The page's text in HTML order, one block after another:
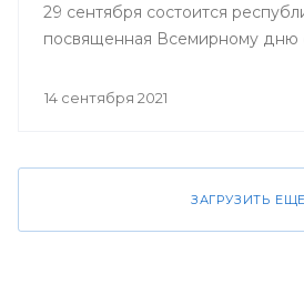
29 сентября состоится
посвященная Всемирному дню
14 сентября 2021
ЗАГРУЗИТЬ ЕЩЕ